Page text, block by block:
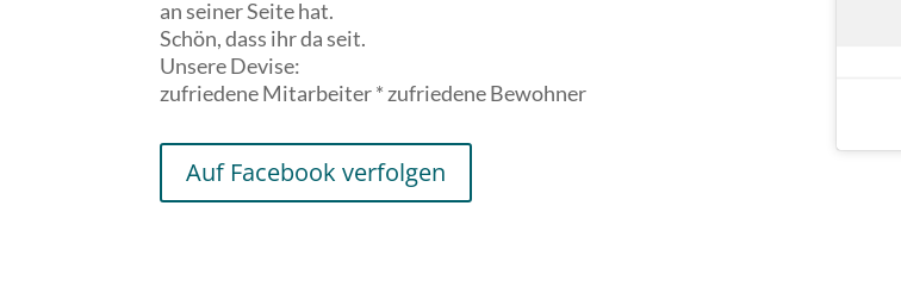
an seiner Seite hat.
Schön, dass ihr da seit.
Unsere Devise:
zufriedene Mitarbeiter * zufriedene Bewohner
Auf Facebook verfolgen